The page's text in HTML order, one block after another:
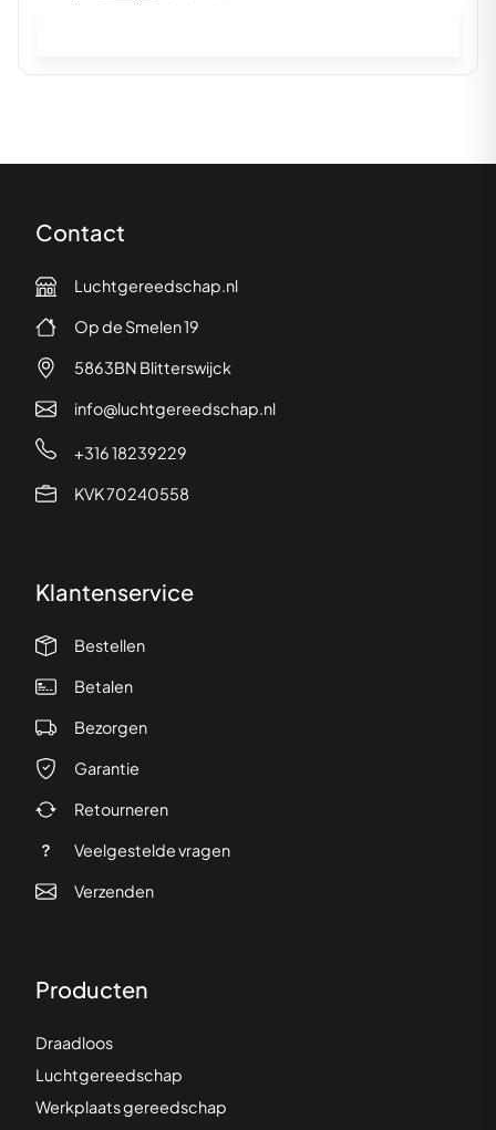
Contact
Luchtgereedschap.nl
Op de Smelen 19
5863BN Blitterswijck
info@luchtgereedschap.nl
+316 18239229
KVK 70240558
Klantenservice
Bestellen
Betalen
Bezorgen
Garantie
Retourneren
Veelgestelde vragen
Verzenden
Producten
Draadloos
Luchtgereedschap
Werkplaats gereedschap